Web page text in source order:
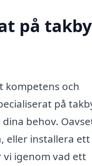
på
kompetens och
på
behov.
eller installera
igenom vad ett